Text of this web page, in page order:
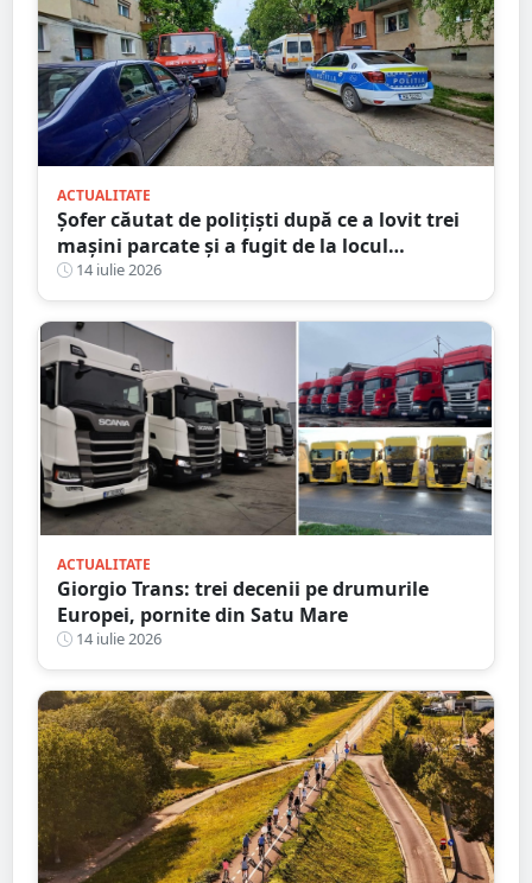
ACTUALITATE
Șofer căutat de polițiști după ce a lovit trei
mașini parcate și a fugit de la locul
accidentului, în Satu Mare
14 iulie 2026
ACTUALITATE
Giorgio Trans: trei decenii pe drumurile
Europei, pornite din Satu Mare
14 iulie 2026